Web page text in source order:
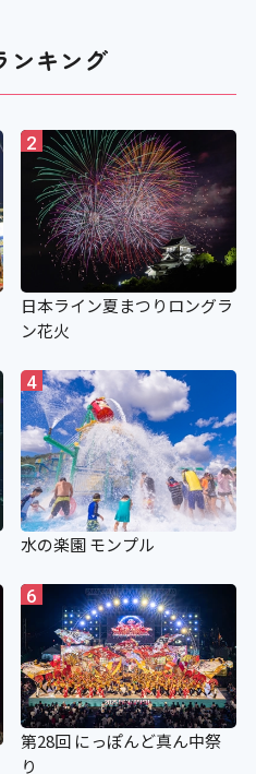
ンキング
2
日本ライン夏まつりロングラ
ン花火
4
水の楽園 モンプル
6
第28回 にっぽんど真ん中祭
り